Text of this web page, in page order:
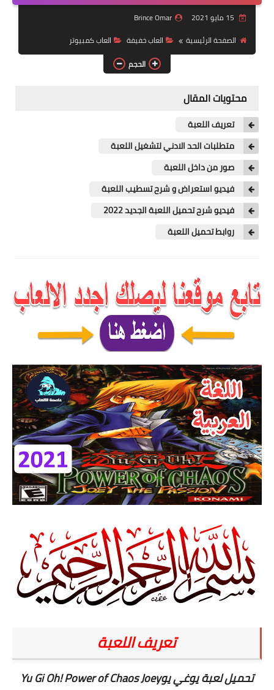
العاب pes
العاب psp
Brince Omar
الصفحة الرئيسية
العاب خفيفة
العاب كمبيوتر
الحجم
محتويات المقال
تعريف اللعبة
متطلبات الحد الادني لتشغيل اللعبة
صور من داخل اللعبة
فيديو استعراض و شرح تسطيب اللعبة
فيديو شرح تحميل اللعبة الجديد 2022
روابط تحميل اللعبة
تعريف اللعبة
تحميل لعبة يوغي يوYu Gi Oh! Power of Chaos Joey